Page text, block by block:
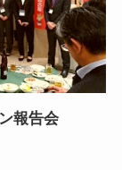
報告会